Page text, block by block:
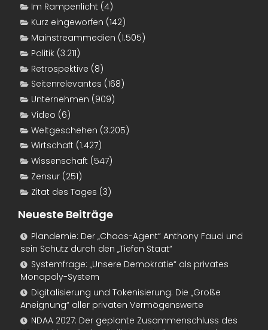
Im Rampenlicht (4)
Kurz eingeworfen (142)
Mainstreammedien (1.505)
Politik (3.211)
Retrospektive (8)
Seitenrelevantes (168)
Unternehmen (909)
Video (6)
Weltgeschehen (3.205)
Wirtschaft (1.427)
Wissenschaft (547)
Zensur (251)
Zitat des Tages (3)
Neueste Beiträge
Plandemie: Der „Chaos-Agent“ Anthony Fauci und
sein Schutz durch den „Tiefen Staat“
Systemfrage: „Unsere Demokratie“ als privates
Monopoly-System
Digitalisierung und Tokenisierung: Die „Große
Aneignung“ aller privaten Vermögenswerte
NDAA 2027: Der geplante Zusammenschluss des